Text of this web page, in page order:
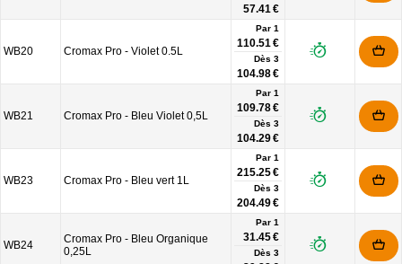
57.41 €
WB20 Cromax Pro - Violet 0.5L
Par 1
110.51 €
Dès 3
104.98 €
WB21 Cromax Pro - Bleu Violet 0,5L
Par 1
109.78 €
Dès 3
104.29 €
WB23 Cromax Pro - Bleu vert 1L
Par 1
215.25 €
Dès 3
204.49 €
WB24
Cromax Pro - Bleu Organique
0,25L
Par 1
31.45 €
Dès 3